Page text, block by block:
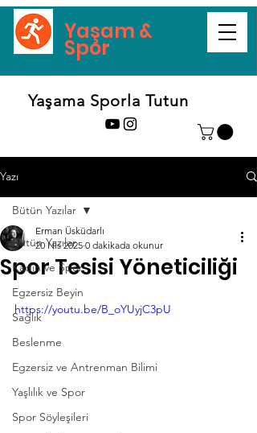
Yaşam &
Spor
Yaşama Sporla Tutun
Yazı
Bütün Yazılar
Kadın ve Spor
Egzersiz Beyin
Sağlık
Beslenme
Egzersiz ve Antrenman Bilimi
Yaşlılık ve Spor
Spor Söyleşileri
Bütün Yazılar
Spor Tesisi Yöneticiliği
Erman Üsküdarlı
20 Nis 2025 0 dakikada okunur
https://youtu.be/B_oYUyjC3pU